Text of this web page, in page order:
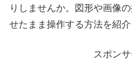
りしませんか。図形や画像
せたまま操作する方法を紹介
スポン